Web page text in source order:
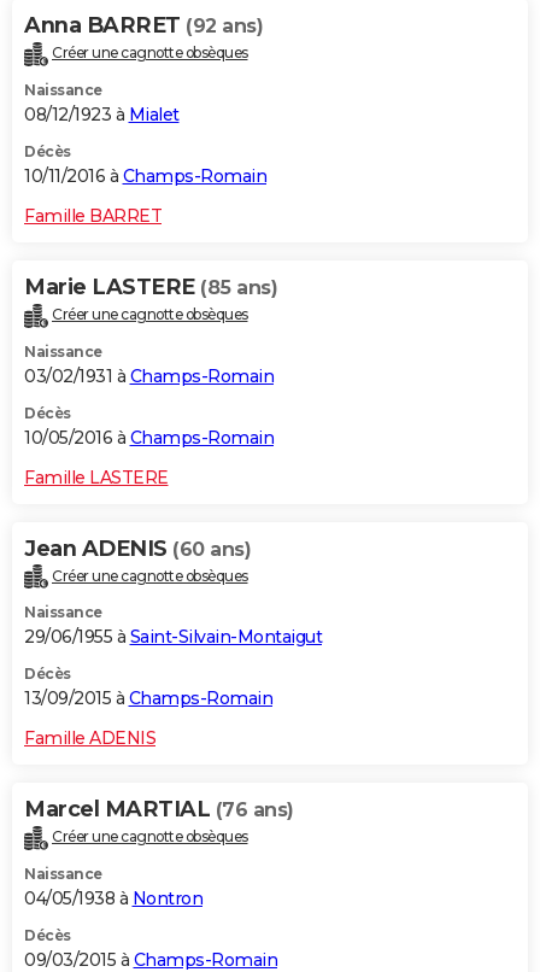
Anna BARRET (92 ans)
Créer une cagnotte obsèques
Naissance
08/12/1923 à Mialet
Décès
10/11/2016 à Champs-Romain
Famille BARRET
Marie LASTERE (85 ans)
Créer une cagnotte obsèques
Naissance
03/02/1931 à Champs-Romain
Décès
10/05/2016 à Champs-Romain
Famille LASTERE
Jean ADENIS (60 ans)
Créer une cagnotte obsèques
Naissance
29/06/1955 à Saint-Silvain-Montaigut
Décès
13/09/2015 à Champs-Romain
Famille ADENIS
Marcel MARTIAL (76 ans)
Créer une cagnotte obsèques
Naissance
04/05/1938 à Nontron
Décès
09/03/2015 à Champs-Romain